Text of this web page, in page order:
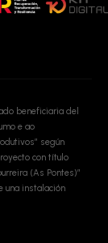
beneficiaria del
e ao
según
con título
(As Pontes)”
una instalación